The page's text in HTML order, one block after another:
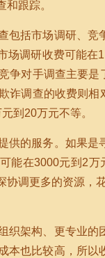
跟踪。
包括市场调研、
场调研收费可能
争对手调查主要
诈调查的收费则
到20万元不等。
供的服务。如果
能在3000元到2
调更多的资源，
织架构、更专业
本也比较高，所